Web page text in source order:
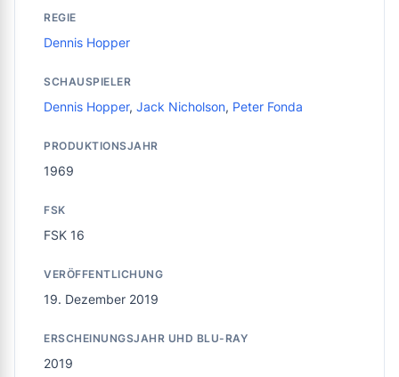
REGIE
Dennis Hopper
SCHAUSPIELER
Dennis Hopper, Jack Nicholson, Peter Fonda
PRODUKTIONSJAHR
1969
FSK
FSK 16
VERÖFFENTLICHUNG
19. Dezember 2019
ERSCHEINUNGSJAHR UHD BLU-RAY
2019